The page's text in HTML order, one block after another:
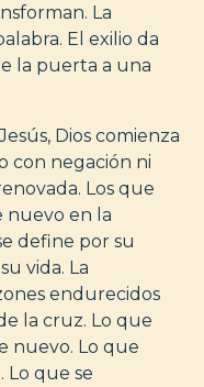
La
El exilio da
la puerta a una
Dios comienza
con negación ni
Los que
nuevo en la
define por su
vida. La
endurecidos
la cruz. Lo que
nuevo. Lo que
Lo que se